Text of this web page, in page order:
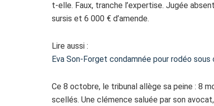
t-elle. Faux, tranche l’expertise. Jugée
sursis et 6 000 € d’amende.
Lire aussi :
Eva Son-Forget condamnée pour rodéo sous
Ce 8 octobre, le tribunal allège sa peine : 8
scellés. Une clémence saluée par son